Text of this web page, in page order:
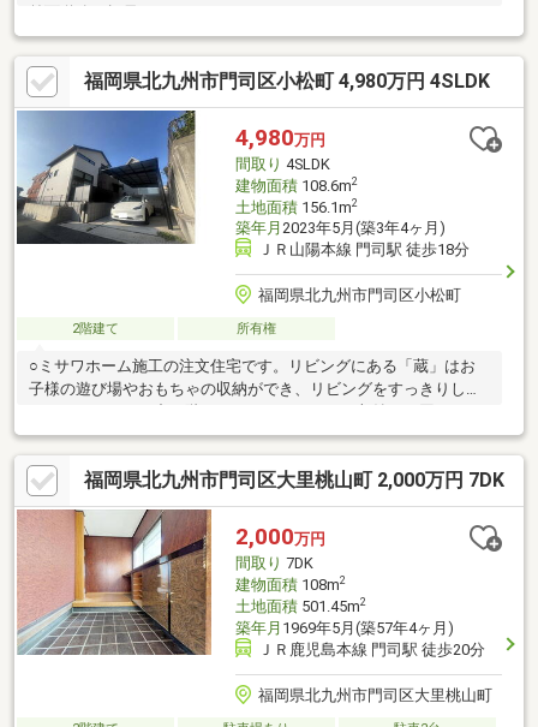
□□━━━━━━━━━━━━━━━━━━━━━現在空室です。
日曜日・祝日の内覧も可能です。営業時間 10時～16時（休：水曜
日、第2、3火曜日） この時間帯はお電話でのお問い合わせがスム
ーズにご案内できます。右下の電話ボタンをタッチ！もしくはお
気軽にお電話ください ＞＞＞0120-210-
393━━━━━━━━━━━━━━━━━━━━━━□□
福岡県北九州市門司区小松町 4,980万円 4SLDK
4,980万円
間取り 4SLDK
建物面積108.6m2
土地面積156.1m2
築年月 2023年5月(築3年4ヶ月)
ＪＲ山陽本線 門司駅 徒歩18分
福岡県北九州市門司区小松町
2階建て 所有権
○ミサワホーム施工の注文住宅です。リビングにある「蔵」はお
子様の遊び場やおもちゃの収納ができ、リビングをすっきりした
んね。○天井高のある解放的なリビングは気持ちがいいです。太
陽光発電システムも付いています。○マックスバリュ門司西店ま
で車で4分、バス停まで徒歩4分なのでお出かけも気軽にできま
す。【当社自慢のワンストップサービス】・当社在籍スタッフは
リフォーム、ローンに関するエキスパート！・物件購入+リフォ
ーム費用もまとめてお見積り♪・住み替え先を探しながら、ご自宅
の売却が並行して行えます！・もちろん査定も無料です♪
福岡県北九州市門司区大里桃山町 2,000万円 7DK
2,000万円
間取り 7DK
建物面積108m2
土地面積501.45m2
築年月 1969年5月(築57年4ヶ月)
ＪＲ鹿児島本線 門司駅 徒歩20分
福岡県北九州市門司区大里桃山町